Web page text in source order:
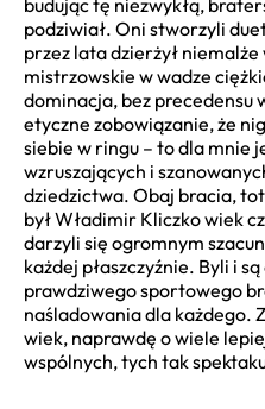
podziwiał. Oni stworzyli
przez lata dzierżył
mistrzowskie w wadze
dominacja, bez precedensu
etyczne zobowiązanie, że
siebie w ringu – to dla mnie
wzruszających i
dziedzictwa. Obaj bracia,
był Władimir Kliczko wiek
darzyli się ogromnym
każdej płaszczyźnie. Byli i
prawdziwego sportowego
naśladowania dla każdego.
wiek, naprawdę o wiele
wspólnych, tych tak